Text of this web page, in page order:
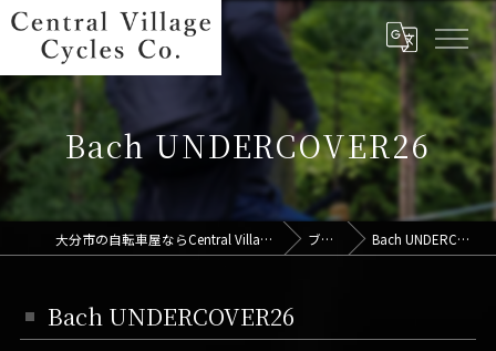
Bach UNDERCOVER26
大分市の自転車屋ならCentral Village Cycles Co. ブログ Bach UNDERCOVER26
Bach UNDERCOVER26